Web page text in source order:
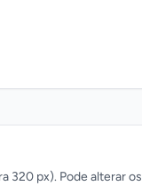
320 px). Pode alterar os